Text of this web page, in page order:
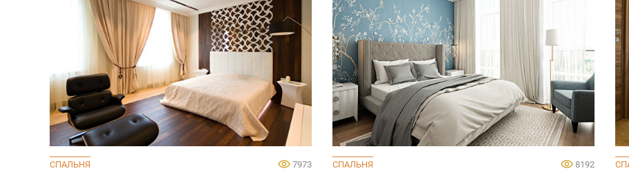
СПАЛЬНЯ 7973 СПАЛЬНЯ 8192